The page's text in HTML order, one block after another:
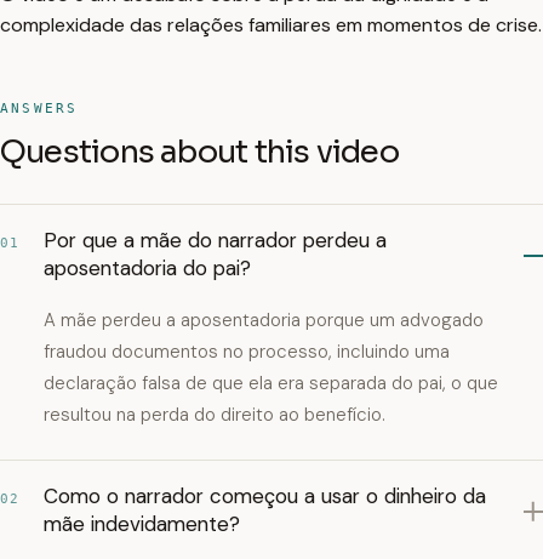
complexidade das relações familiares em momentos de crise.
ANSWERS
Questions about this video
01
Por que a mãe do narrador perdeu a
aposentadoria do pai?
A mãe perdeu a aposentadoria porque um advogado
fraudou documentos no processo, incluindo uma
declaração falsa de que ela era separada do pai, o que
resultou na perda do direito ao benefício.
02
Como o narrador começou a usar o dinheiro da
mãe indevidamente?